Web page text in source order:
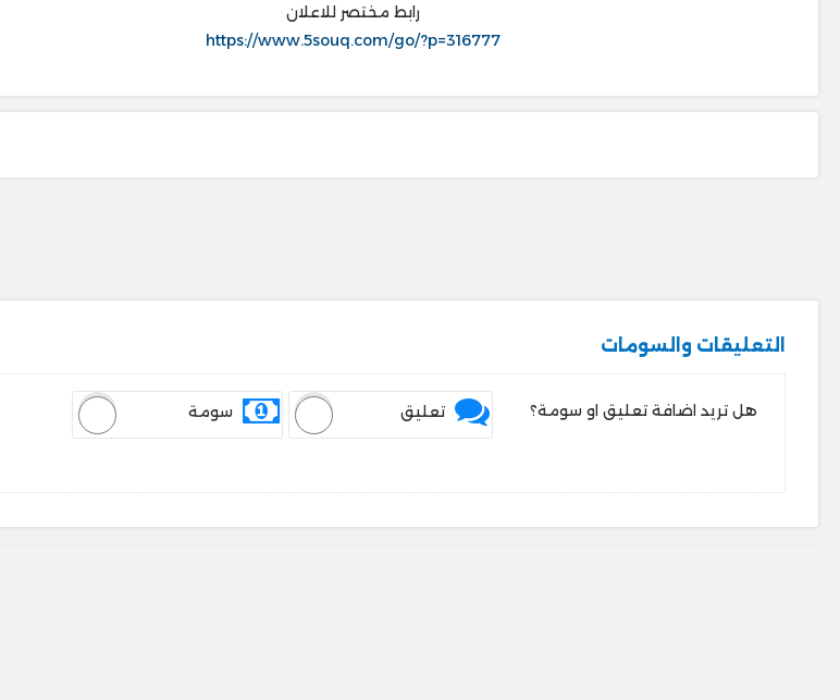
رابط مختصر للاعلان
https://www.5souq.com/go/?p=316777
التعليقات والسومات
هل تريد اضافة تعليق او سومة؟ تعليق سومة